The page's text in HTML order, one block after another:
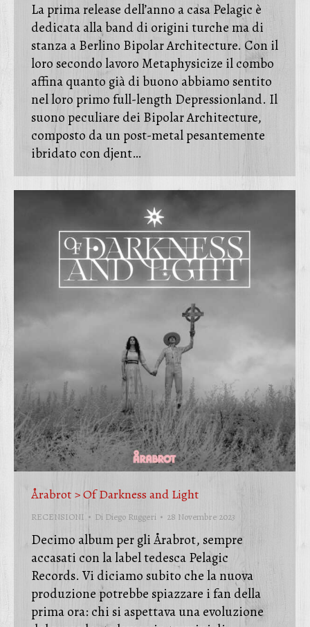
La prima release dell’anno a casa Pelagic è
dedicata alla band di origini turche ma di
stanza a Berlino Bipolar Architecture. Con il
loro secondo lavoro Metaphysicize il combo
affina quanto già di buono abbiamo sentito
nel loro primo full-length Depressionland. Il
suono peculiare dei Bipolar Architecture,
composto da un post-metal pesantemente
ibridato con djent…
Årabrot > Of Darkness and Light
RECENSIONI Di Diego Ruggeri 28 Novembre 2023
Decimo album per gli Årabrot, sempre
accasati con la label tedesca Pelagic
Records. Vi diciamo subito che la nuova
produzione potrebbe spiazzare i fan della
prima ora: chi si aspettava una evoluzione